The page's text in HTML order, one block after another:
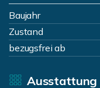
Baujahr
Zustand
bezugsfrei ab
Ausstattung